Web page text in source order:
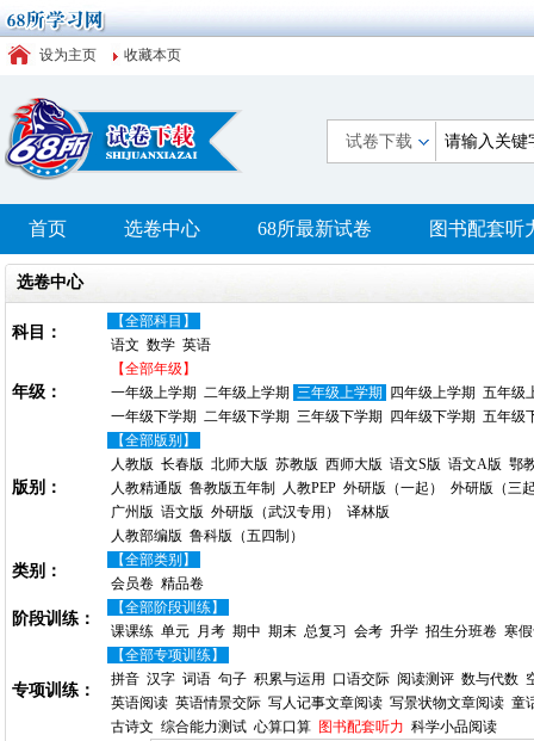
设为主页 收藏本页
试卷下载
首页 选卷中心 68所最新试卷 图书配套听
选卷中心
科目：
【全部科目】
语文 数学 英语
年级：
【全部年级】
一年级上学期 二年级上学期 三年级上学期 四年级上学期 五年级
一年级下学期 二年级下学期 三年级下学期 四年级下学期 五年级
版别：
【全部版别】
人教版 长春版 北师大版 苏教版 西师大版 语文S版 语文A版 鄂
人教精通版 鲁教版五年制 人教PEP 外研版（一起）
外研版（三
广州版 语文版 外研版（武汉专用）
译林版
人教部编版 鲁科版（五四制）
类别：
【全部类别】
会员卷 精品卷
阶段训练：
【全部阶段训练】
课课练 单元 月考 期中 期末 总复习 会考 升学 招生分班卷 寒
专项训练：
【全部专项训练】
拼音 汉字 词语 句子 积累与运用 口语交际 阅读测评 数与代数
英语阅读 英语情景交际 写人记事文章阅读 写景状物文章阅读 童
古诗文 综合能力测试 心算口算 图书配套听力 科学小品阅读